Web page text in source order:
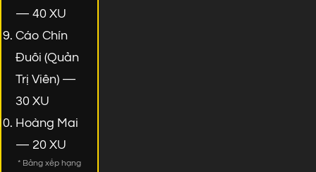
— 40 XU
Cáo Chín
Đuôi (Quản
Trị Viên) —
30 XU
Hoàng Mai
— 20 XU
* Bảng xếp hạng